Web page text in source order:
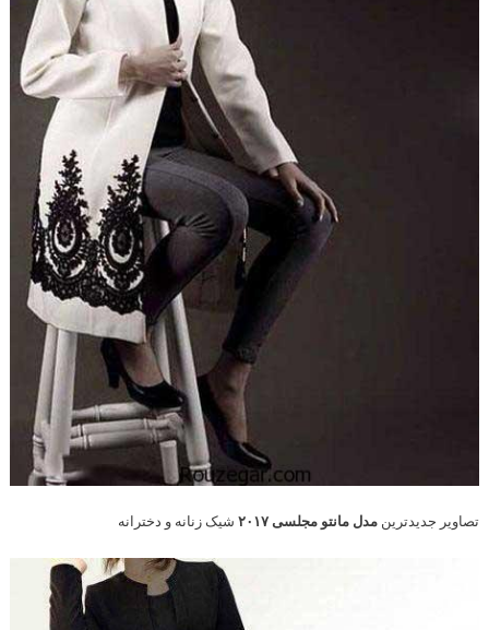
تصاویر جدیدترین مدل مانتو مجلسی ۲۰۱۷ شیک زنانه و دخترانه